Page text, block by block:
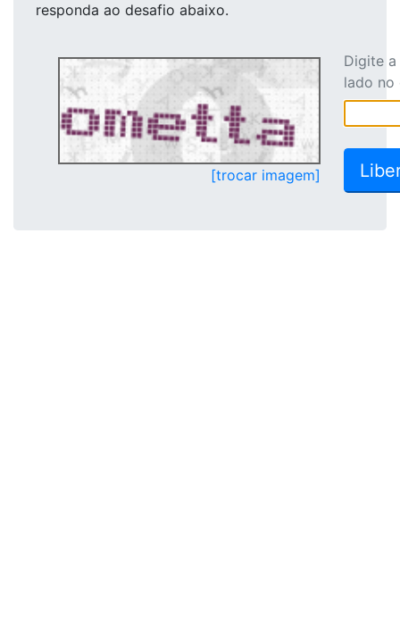
responda ao desafio abaixo.
[trocar imagem]
Digite
lado no